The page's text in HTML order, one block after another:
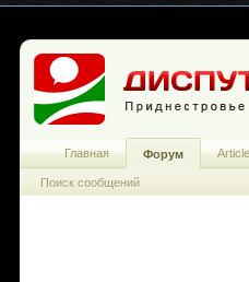
Главная Форум
Поиск сообщений